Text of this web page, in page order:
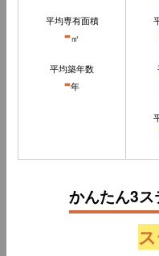
平均専有面積
-㎡
平均築年数
-年
かんたん3ス